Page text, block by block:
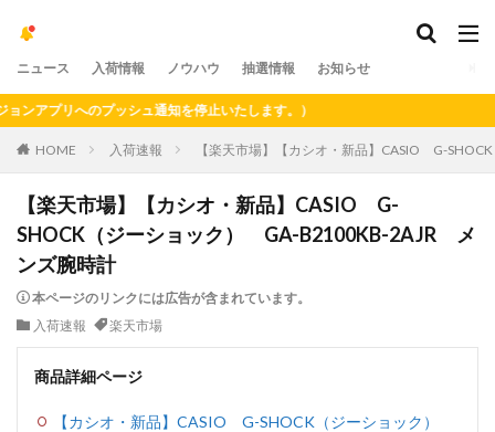
ニュース 入荷情報 ノウハウ 抽選情報 お知らせ
リへのプッシュ通知を停止いたします。）
HOME 入荷速報 【楽天市場】【カシオ・新品】CASIO G-
【楽天市場】【カシオ・新品】CASIO G-
SHOCK（ジーショック） GA-B2100KB-2AJR メ
ンズ腕時計
本ページのリンクには広告が含まれています。
入荷速報
楽天市場
商品詳細ページ
【カシオ・新品】CASIO G-SHOCK（ジーショック）